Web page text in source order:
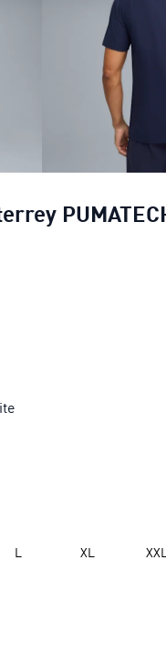
C.F. Monterrey
L XL